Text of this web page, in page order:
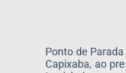
Ponto de
Capixaba, ao